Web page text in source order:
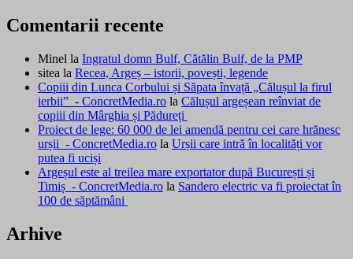
Comentarii recente
Minel la Ingratul domn Bulf, Cătălin Bulf, de la PMP
sitea la Recea, Argeș – istorii, povești, legende
Copiii din Lunca Corbului și Săpata învață „Călușul la firul
ierbii” - ConcretMedia.ro la Călușul argeșean reînviat de
copiii din Mârghia și Pădureți
Proiect de lege: 60 000 de lei amendă pentru cei care hrănesc
urșii - ConcretMedia.ro la Urșii care intră în localități vor
putea fi uciși
Argeșul este al treilea mare exportator după București și
Timiș - ConcretMedia.ro la Sandero electric va fi proiectat în
100 de săptămâni
Arhive